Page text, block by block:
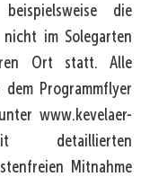
die
im Solegarten
Ort statt. Alle
Programmflyer
www.kevelaer-
detaillierten
Mitnahme